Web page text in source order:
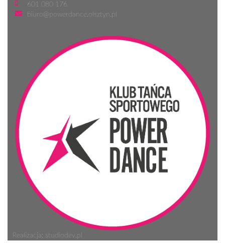
601 080 176
biuro@powerdance.olsztyn.pl
Realizacja: studiodev.pl